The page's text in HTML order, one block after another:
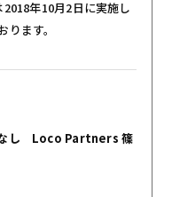
年10月2日に実施し
ます。
なし Loco Partners 篠